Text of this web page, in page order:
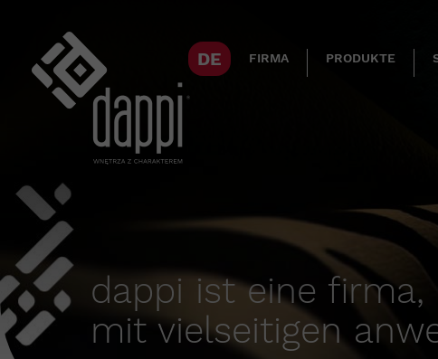
DE FIRMA PRODUKTE
dappi ist eine
mit vielseitigen